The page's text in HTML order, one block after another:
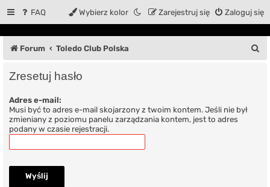
FAQ Zaloguj się
Zarejestruj się
Wybierz kolor
Forum Toledo Club Polska
Zresetuj hasło
Adres e-mail:
Musi być to adres e-mail skojarzony z twoim kontem. Jeśli nie był
zmieniany z poziomu panelu zarządzania kontem, jest to adres
podany w czasie rejestracji.